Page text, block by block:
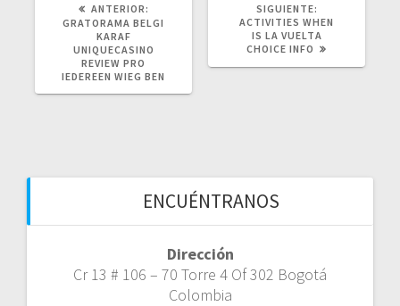
ANTERIOR:
ANTERIOR:
GRATORAMA BELGI
KARAF
UNIQUECASINO
REVIEW PRO
IEDEREEN WIEG BEN
SIGUIENTE:
POST:
ACTIVITIES WHEN
IS LA VUELTA
CHOICE INFO
ENCUÉNTRANOS
Dirección
Cr 13 # 106 – 70 Torre 4 Of 302 Bogotá
Colombia